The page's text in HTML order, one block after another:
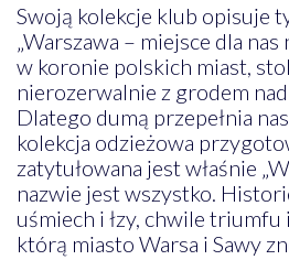
Swoją kolekcje klub opisuje
„Warszawa – miejsce dla nas
w koronie polskich miast,
nierozerwalnie z grodem
Dlatego dumą przepełnia
kolekcja odzieżowa
zatytułowana jest właśnie
nazwie jest wszystko.
uśmiech i łzy, chwile
którą miasto Warsa i Sawy